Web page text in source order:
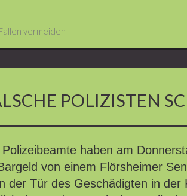
vermeiden
POLIZISTEN
haben am
von einem Flörsheimer
der Tür des Geschädigten in